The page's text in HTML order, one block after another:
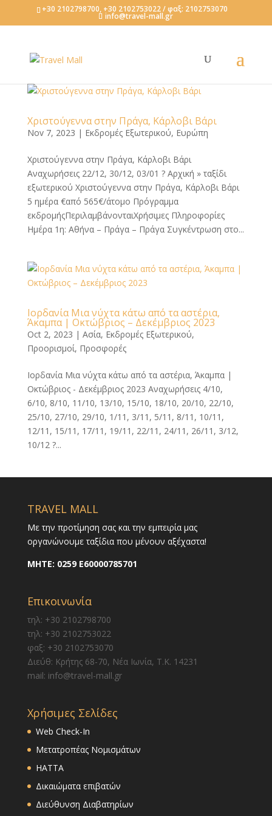
+30 2102798700, +30 2102753022 / φαξ: 2102753070
info@travel-mall.gr
Χριστούγεννα στην Πράγα, Κάρλοβι Βάρι
Nov 7, 2023 | Εκδρομές Εξωτερικού, Ευρώπη
Χριστούγεννα στην Πράγα, Κάρλοβι Βάρι
Αναχωρήσεις 22/12, 30/12, 03/01 ? Αρχική » ταξίδι
εξωτερικού Χριστούγεννα στην Πράγα, Κάρλοβι Βάρι
5 ημέρα €από 565€/άτομο Πρόγραμμα
εκδρομήςΠεριλαμβάνονταιΧρήσιμες Πληροφορίες
Ημέρα 1η: Αθήνα – Πράγα – Πράγα Συγκέντρωση στο...
Ιορδανία Μια νύχτα κάτω από τα αστέρια,
Άκαμπα | Οκτώβριος – Δεκέμβριος 2023
Oct 2, 2023 | Ασία, Εκδρομές Εξωτερικού,
Προορισμοί, Προσφορές
Ιορδανία Μια νύχτα κάτω από τα αστέρια, Άκαμπα |
Οκτώβριος - Δεκέμβριος 2023 Αναχωρήσεις 4/10,
6/10, 8/10, 11/10, 13/10, 15/10, 18/10, 20/10, 22/10,
25/10, 27/10, 29/10, 1/11, 3/11, 5/11, 8/11, 10/11,
12/11, 15/11, 17/11, 19/11, 22/11, 24/11, 26/11, 3/12,
10/12 ?...
TRAVEL MALL
Με την προτίμηση σας και την εμπειρία μας
οργανώνουμε ταξίδια που μένουν αξέχαστα!
ΜΗΤΕ: 0259 E60000785701
Επικοινωνία
τηλ: +30 2102798700
τηλ: +30 2102753022
φαξ: +30 2102753070
Διεύθ: Κρήτης 68-70, Νέα Ιωνία, Τ.Κ. 14231
mail: info@travel-mall.gr
Χρήσιμες Σελίδες
Web Check-In
Μετατροπέας Νομισμάτων
HATTA
Δικαιώματα επιβατών
Διεύθυνση Διαβατηρίων